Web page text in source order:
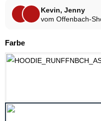
Kevin, Jenny
vom Offenbach-
Farbeauswählen